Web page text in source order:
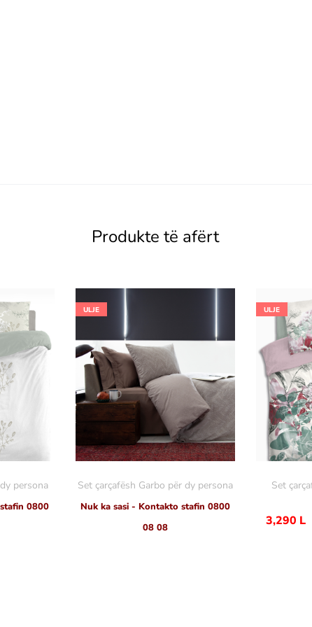
Produkte të afërt
persona
0800
ULJE
Set çarçafësh Garbo për dy persona
Nuk ka sasi - Kontakto stafin 0800
08 08
ULJE
Set
3,290 L